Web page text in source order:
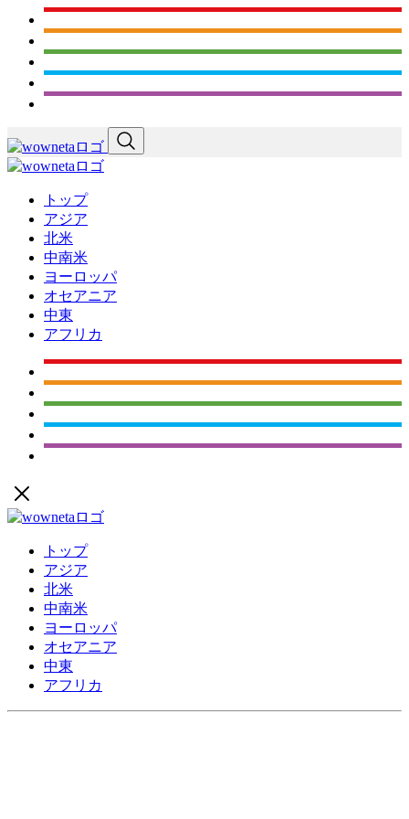
トップ
アジア
北米
中南米
ヨーロッパ
オセアニア
中東
アフリカ
トップ
アジア
北米
中南米
ヨーロッパ
オセアニア
中東
アフリカ